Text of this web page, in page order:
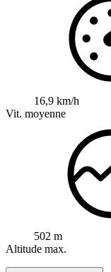
16,9 km/h
Vit. moyenne
502 m
Altitude max.